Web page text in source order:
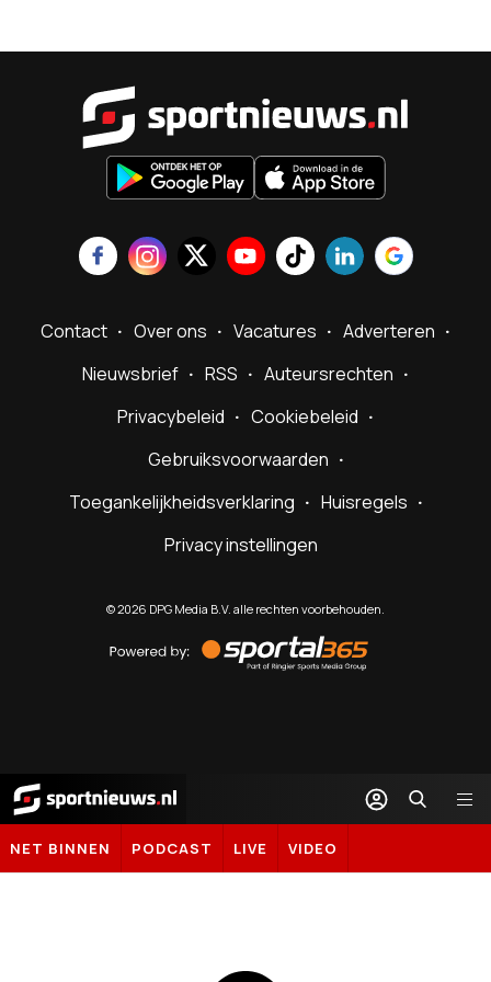
Contact Over ons Vacatures
Adverteren
Nieuwsbrief
RSS
Auteursrechten
Privacybeleid
Cookiebeleid
Gebruiksvoorwaarden
Toegankelijkheidsverklaring
Huisregels
Privacy instellingen
©2026 DPG Media B.V. alle rechten voorbehouden.
by
Sportal365
Sportnieuws.nl
NET BINNEN PODCAST LIVE VIDEO